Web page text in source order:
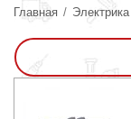
Главная / Электрика